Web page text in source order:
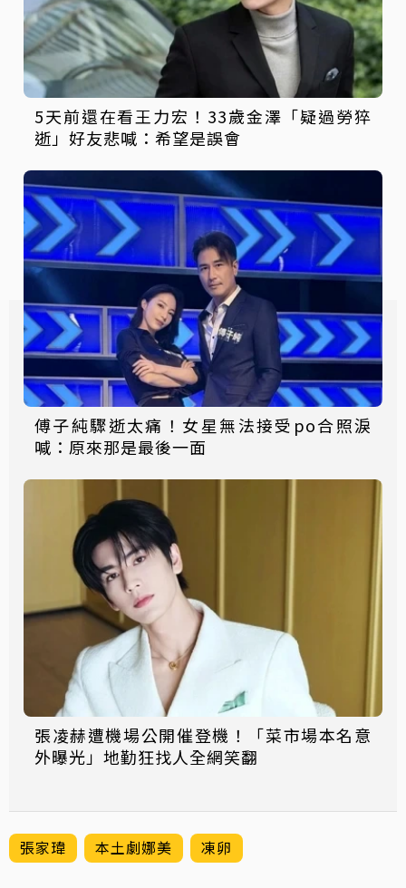
5天前還在看王力宏！33歲金澤「疑過勞猝
逝」好友悲喊：希望是誤會
傅子純驟逝太痛！女星無法接受po合照淚
喊：原來那是最後一面
張凌赫遭機場公開催登機！「菜市場本名意
外曝光」地勤狂找人全網笑翻
張家瑋 本土劇娜美 凍卵